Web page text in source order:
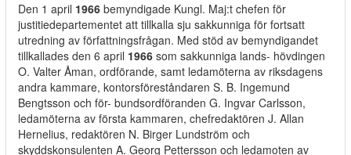
Den 1 april 1966 bemyndigade Kungl. Maj:t chefen för
justitiedepartementet att tillkalla sju sakkunniga för fortsatt
utredning av författningsfrågan. Med stöd av bemyndigandet
tillkallades den 6 april 1966 som sakkunniga lands- hövdingen
O. Valter Åman, ordförande, samt ledamöterna av riksdagens
andra kammare, kontorsföreståndaren S. B. Ingemund
Bengtsson och för- bundsordföranden G. Ingvar Carlsson,
ledamöterna av första kammaren, chefredaktören J. Allan
Hernelius, redaktören N. Birger Lundström och
skyddskonsulenten A. Georg Pettersson och ledamoten av